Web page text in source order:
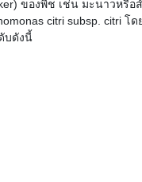
ของพืช เช่น มะนาวหรือ
citri subsp. citri โ
บดังนี้